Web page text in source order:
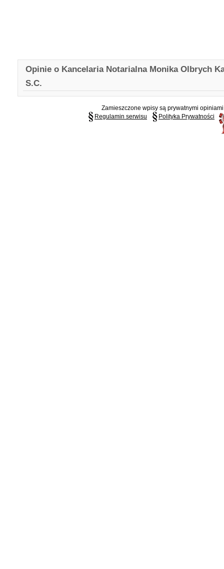
Opinie o Kancelaria Notarialna Monika Olbrych
S.C.
Zamieszczone wpisy są prywatnymi
Regulamin serwisu
Polityka Prywatności